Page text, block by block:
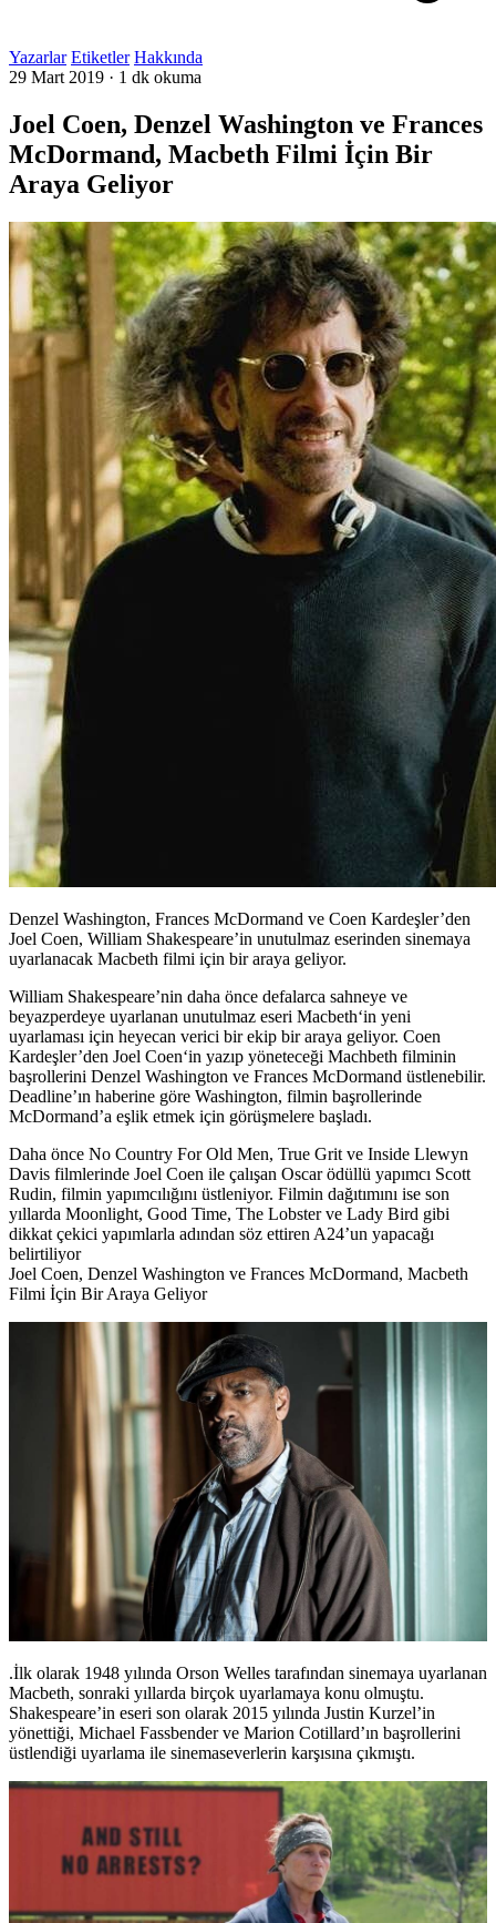
Yazarlar Etiketler Hakkında
29 Mart 2019 · 1 dk okuma
Joel Coen, Denzel Washington ve Frances
McDormand, Macbeth Filmi İçin Bir
Araya Geliyor
Denzel Washington, Frances McDormand ve Coen Kardeşler’den
Joel Coen, William Shakespeare’in unutulmaz eserinden sinemaya
uyarlanacak Macbeth filmi için bir araya geliyor.
William Shakespeare’nin daha önce defalarca sahneye ve
beyazperdeye uyarlanan unutulmaz eseri Macbeth‘in yeni
uyarlaması için heyecan verici bir ekip bir araya geliyor. Coen
Kardeşler’den Joel Coen‘in yazıp yöneteceği Machbeth filminin
başrollerini Denzel Washington ve Frances McDormand üstlenebilir.
Deadline’ın haberine göre Washington, filmin başrollerinde
McDormand’a eşlik etmek için görüşmelere başladı.
Daha önce No Country For Old Men, True Grit ve Inside Llewyn
Davis filmlerinde Joel Coen ile çalışan Oscar ödüllü yapımcı Scott
Rudin, filmin yapımcılığını üstleniyor. Filmin dağıtımını ise son
yıllarda Moonlight, Good Time, The Lobster ve Lady Bird gibi
dikkat çekici yapımlarla adından söz ettiren A24’un yapacağı
belirtiliyor
Joel Coen, Denzel Washington ve Frances McDormand, Macbeth
Filmi İçin Bir Araya Geliyor
.İlk olarak 1948 yılında Orson Welles tarafından sinemaya uyarlanan
Macbeth, sonraki yıllarda birçok uyarlamaya konu olmuştu.
Shakespeare’in eseri son olarak 2015 yılında Justin Kurzel’in
yönettiği, Michael Fassbender ve Marion Cotillard’ın başrollerini
üstlendiği uyarlama ile sinemaseverlerin karşısına çıkmıştı.